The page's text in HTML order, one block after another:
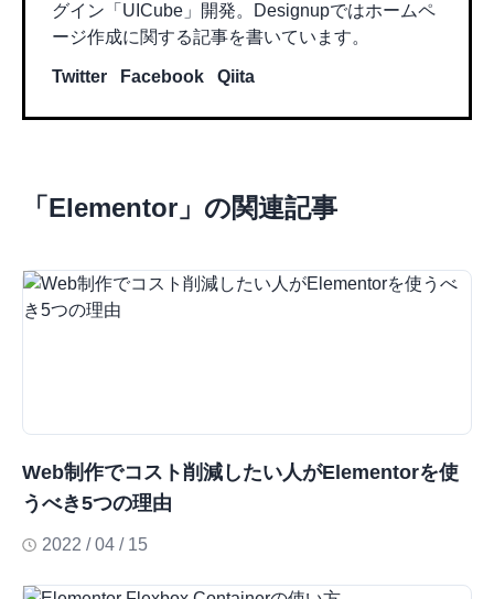
グイン「UICube」開発。Designupではホームペ
ージ作成に関する記事を書いています。
Twitter Facebook Qiita
「 Elementor 」の関連記事
Web制作でコスト削減したい人がElementorを使
うべき5つの理由
2022 / 04 / 15